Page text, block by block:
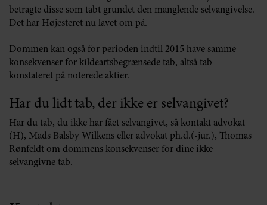
betragte disse som tabt grundet den manglende selvangivelse.
Det har Højesteret nu lavet om på.
Dommen kan også for perioden indtil 2015 have samme
konsekvenser for kildeartsbegrænsede tab, altså tab
konstateret på noterede aktier.
Har du lidt tab, der ikke er selvangivet?
Har du tab, du ikke har fået selvangivet, så kontakt advokat
(H), Mads Balsby Wilkens eller advokat ph.d.(-jur.), Thomas
Rønfeldt om dommens konsekvenser for dine ikke
selvangivne tab.